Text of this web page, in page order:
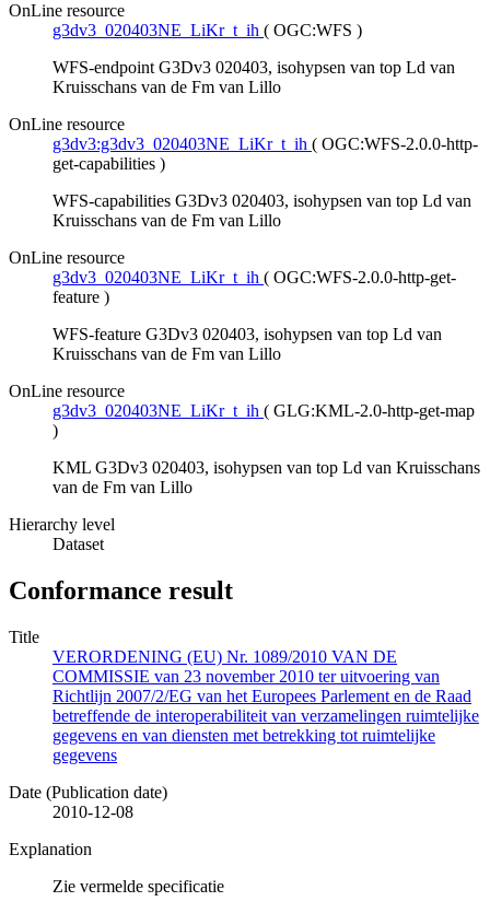
OnLine resource
g3dv3_020403NE_LiKr_t_ih ( OGC:WFS )
WFS-endpoint G3Dv3 020403, isohypsen van top Ld van
Kruisschans van de Fm van Lillo
OnLine resource
g3dv3:g3dv3_020403NE_LiKr_t_ih ( OGC:WFS-2.0.0-http-
get-capabilities )
WFS-capabilities G3Dv3 020403, isohypsen van top Ld van
Kruisschans van de Fm van Lillo
OnLine resource
g3dv3_020403NE_LiKr_t_ih ( OGC:WFS-2.0.0-http-get-
feature )
WFS-feature G3Dv3 020403, isohypsen van top Ld van
Kruisschans van de Fm van Lillo
OnLine resource
g3dv3_020403NE_LiKr_t_ih ( GLG:KML-2.0-http-get-map
)
KML G3Dv3 020403, isohypsen van top Ld van Kruisschans
van de Fm van Lillo
Hierarchy level
Dataset
Conformance result
Title
VERORDENING (EU) Nr. 1089/2010 VAN DE
COMMISSIE van 23 november 2010 ter uitvoering van
Richtlijn 2007/2/EG van het Europees Parlement en de Raad
betreffende de interoperabiliteit van verzamelingen ruimtelijke
gegevens en van diensten met betrekking tot ruimtelijke
gegevens
Date (Publication date)
2010-12-08
Explanation
Zie vermelde specificatie